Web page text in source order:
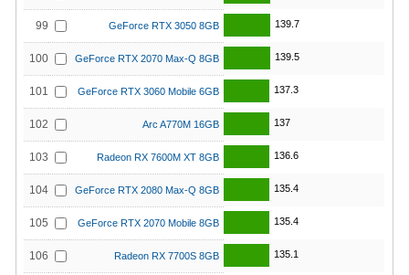
99 GeForce RTX 3050 8GB 139.7
100 GeForce RTX 2070 Max-Q 8GB 139.5
101 GeForce RTX 3060 Mobile 6GB 137.3
102 Arc A770M 16GB 137
103 Radeon RX 7600M XT 8GB 136.6
104 GeForce RTX 2080 Max-Q 8GB 135.4
105 GeForce RTX 2070 Mobile 8GB 135.4
106 Radeon RX 7700S 8GB 135.1